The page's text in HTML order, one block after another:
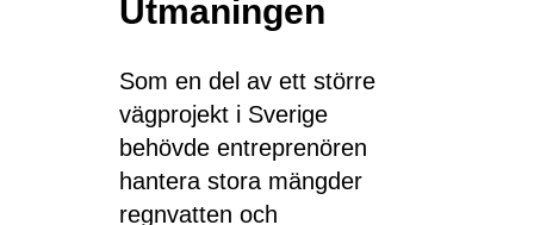
Utmaningen
Som en del av ett större
vägprojekt i Sverige
behövde entreprenören
hantera stora mängder
regnvatten och